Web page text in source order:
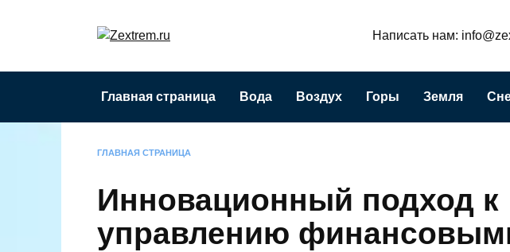
Написать нам:
Главная страница Вода Воздух Горы Земля
ГЛАВНАЯ СТРАНИЦА
Инновационный подход к
управлению